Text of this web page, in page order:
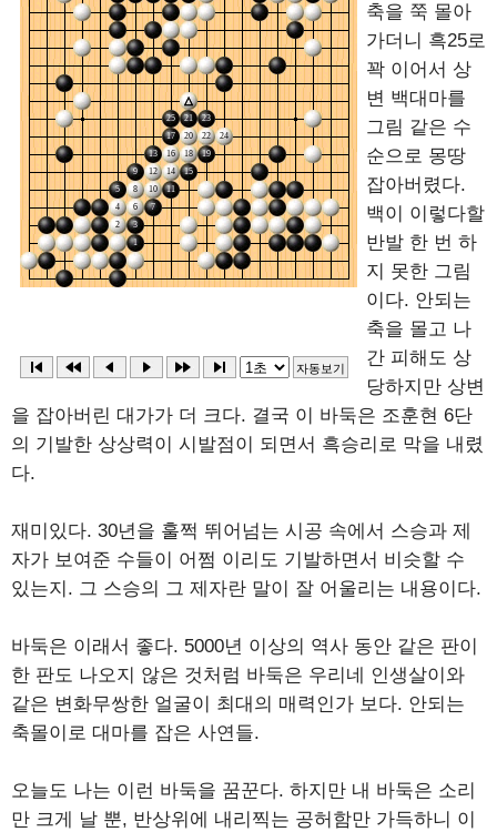
축을 쭉 몰아
가더니 흑25로
꽉 이어서 상
변 백대마를
그림 같은 수
순으로 몽땅
잡아버렸다.
백이 이렇다할
반발 한 번 하
지 못한 그림
이다. 안되는
축을 몰고 나
간 피해도 상
당하지만 상변
을 잡아버린 대가가 더 크다. 결국 이 바둑은 조훈현 6단
의 기발한 상상력이 시발점이 되면서 흑승리로 막을 내렸
다.
재미있다. 30년을 훌쩍 뛰어넘는 시공 속에서 스승과 제
자가 보여준 수들이 어쩜 이리도 기발하면서 비슷할 수
있는지. 그 스승의 그 제자란 말이 잘 어울리는 내용이다.
바둑은 이래서 좋다. 5000년 이상의 역사 동안 같은 판이
한 판도 나오지 않은 것처럼 바둑은 우리네 인생살이와
같은 변화무쌍한 얼굴이 최대의 매력인가 보다. 안되는
축몰이로 대마를 잡은 사연들.
오늘도 나는 이런 바둑을 꿈꾼다. 하지만 내 바둑은 소리
만 크게 날 뿐, 반상위에 내리찍는 공허함만 가득하니 이